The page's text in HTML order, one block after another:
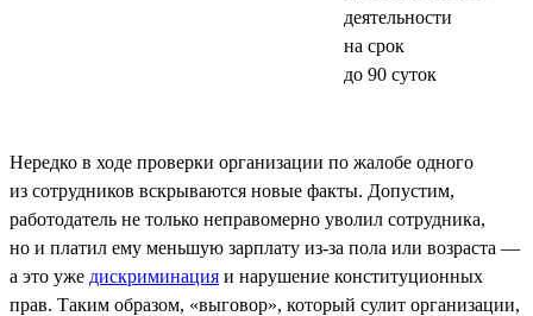
деятельности
на срок
до 90 суток
Нередко в ходе проверки организации по жалобе одного
из сотрудников вскрываются новые факты. Допустим,
работодатель не только неправомерно уволил сотрудника,
но и платил ему меньшую зарплату из-за пола или возраста —
а это уже дискриминация и нарушение конституционных
прав. Таким образом, «выговор», который сулит организации,